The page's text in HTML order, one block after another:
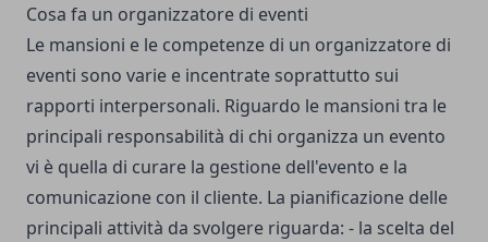
Cosa fa un organizzatore di eventi
Le mansioni e le competenze di un organizzatore di
eventi sono varie e incentrate soprattutto sui
rapporti interpersonali. Riguardo le mansioni tra le
principali responsabilità di chi organizza un evento
vi è quella di curare la gestione dell'evento e la
comunicazione con il cliente. La pianificazione delle
principali attività da svolgere riguarda: - la scelta del